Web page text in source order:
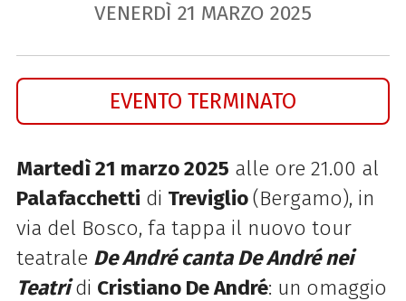
VENERDÌ 21 MARZO 2025
EVENTO TERMINATO
Martedì 21 marzo 2025 alle ore 21.00 al
Palafacchetti di Treviglio(Bergamo), in
via del Bosco, fa tappa il nuovo tour
teatrale De André canta De André nei
Teatridi Cristiano De André: un omaggio